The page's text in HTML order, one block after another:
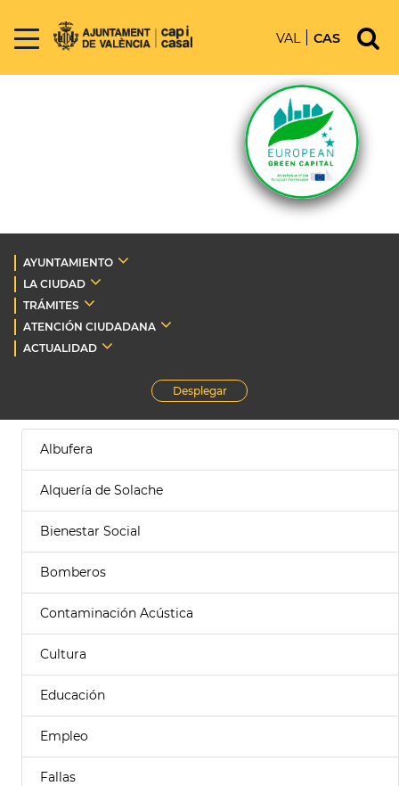
VAL CAS
AYUNTAMIENTO
LA CIUDAD
TRÁMITES
ATENCIÓN CIUDADANA
ACTUALIDAD
Desplegar
Albufera
Alquería de Solache
Bienestar Social
Bomberos
Contaminación Acústica
Cultura
Educación
Empleo
Fallas